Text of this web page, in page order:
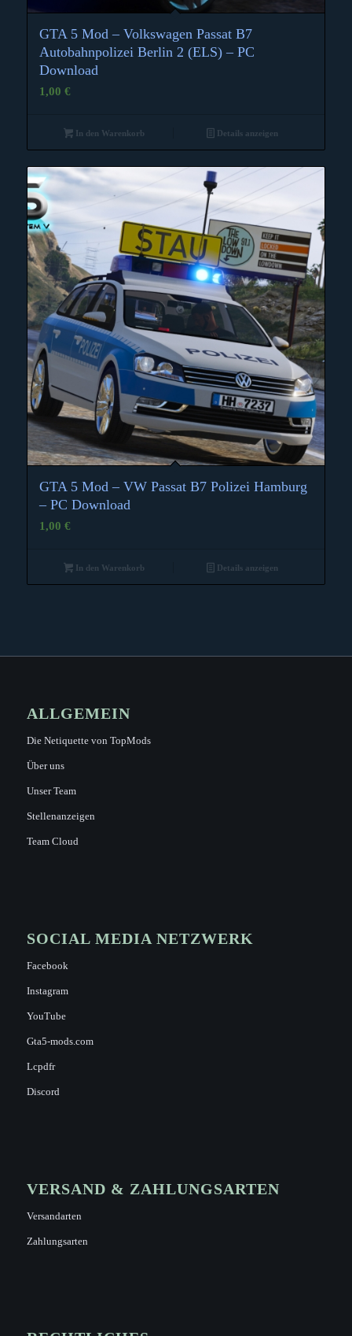
GTA 5 Mod – Volkswagen Passat B7
Autobahnpolizei Berlin 2 (ELS) – PC
Download
1,00 €
In den Warenkorb Details anzeigen
GTA 5 Mod – VW Passat B7 Polizei Hamburg
– PC Download
1,00 €
In den Warenkorb Details anzeigen
ALLGEMEIN
Die Netiquette von TopMods
Über uns
Unser Team
Stellenanzeigen
Team Cloud
SOCIAL MEDIA NETZWERK
Facebook
Instagram
YouTube
Gta5-mods.com
Lcpdfr
Discord
VERSAND & ZAHLUNGSARTEN
Versandarten
Zahlungsarten